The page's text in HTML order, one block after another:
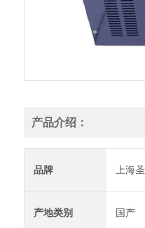
产品介绍：
品牌 上海
产地类别 国产